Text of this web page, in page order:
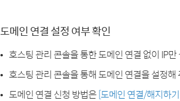
도메인 연결 설정 여부 확인
호스팅 관리 콘솔을 통한 도메인 연결 없이 IP
호스팅 관리 콘솔을 통해 도메인 연결을 설정해
도메인 연결 신청 방법은[도메인 연결/해지하